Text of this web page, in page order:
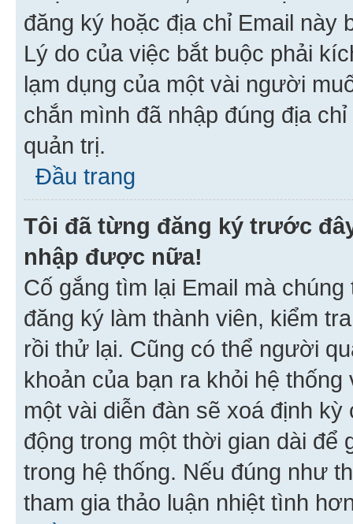
đăng ký hoặc địa chỉ Email này
Lý do của việc bắt buộc phải
lạm dụng của một vài người
chắn mình đã nhập đúng địa
quản trị.
Đầu trang
Tôi đã từng đăng ký trước
nhập được nữa!
Cố gắng tìm lại Email mà
đăng ký làm thành viên, kiểm
rồi thử lại. Cũng có thể người
khoản của bạn ra khỏi hệ
một vài diễn đàn sẽ xoá định
động trong một thời gian dài
trong hệ thống. Nếu đúng như
tham gia thảo luận nhiệt tình